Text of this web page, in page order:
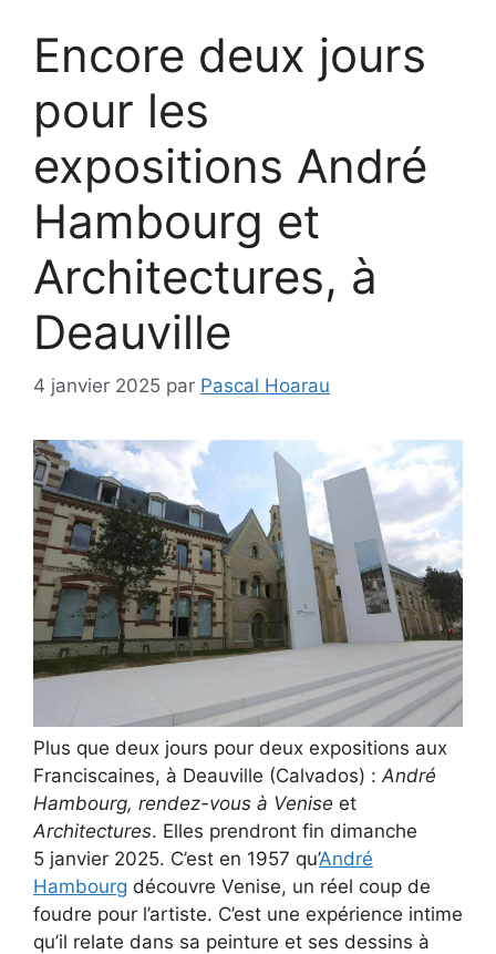
Encore deux jours
pour les
expositions André
Hambourg et
Architectures, à
Deauville
4 janvier 2025 par Pascal Hoarau
Plus que deux jours pour deux expositions aux
Franciscaines, à Deauville (Calvados) : André
Hambourg, rendez-vous à Venise et
Architectures. Elles prendront fin dimanche
5 janvier 2025. C’est en 1957 qu’André
Hambourg découvre Venise, un réel coup de
foudre pour l’artiste. C’est une expérience intime
qu’il relate dans sa peinture et ses dessins à